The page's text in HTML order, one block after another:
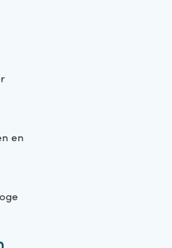
Tractor
en
en
is
hoge